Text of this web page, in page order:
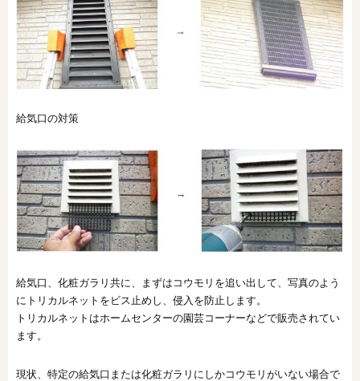
給気口の対策
給気口、化粧ガラリ共に、まずはコウモリを追い出して、写真のよう
にトリカルネットをビス止めし、侵入を防止します。
トリカルネットはホームセンターの園芸コーナーなどで販売されてい
ます。
現状、特定の給気口または化粧ガラリにしかコウモリがいない場合で